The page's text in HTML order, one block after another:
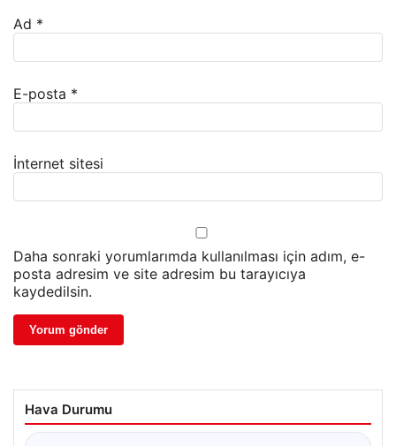
Ad *
E-posta *
İnternet sitesi
Daha sonraki yorumlarımda kullanılması için adım, e-
posta adresim ve site adresim bu tarayıcıya
kaydedilsin.
Hava Durumu